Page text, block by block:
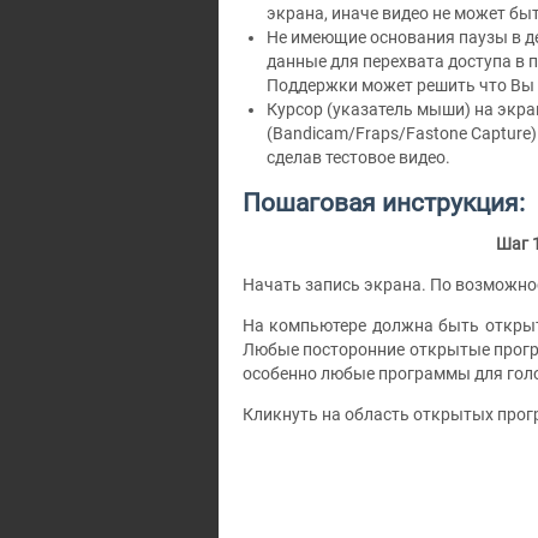
экрана, иначе видео не может
Не имеющие основания паузы в
данные для перехвата доступа в
Поддержки может решить что Вы
Курсор (указатель мыши) на
(Bandicam/Fraps/Fastone Capture)
сделав тестовое видео.
Пошаговая инструкция:
Шаг
Начать запись экрана. По
На компьютере должна быть
Любые посторонние открытые
особенно любые программы для
Кликнуть на область открытых